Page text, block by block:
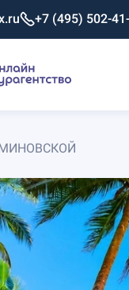
+7 (495) 502-